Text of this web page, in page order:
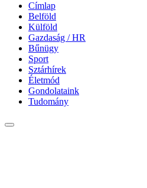
Címlap
Belföld
Külföld
Gazdaság / HR
Bűnügy
Sport
Sztárhírek
Életmód
Gondolataink
Tudomány